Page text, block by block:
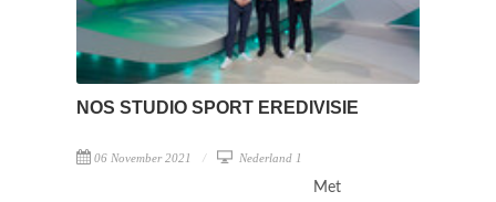
NOS STUDIO SPORT EREDIVISIE
06 November 2021 Nederland 1
Met